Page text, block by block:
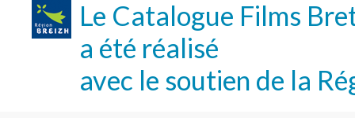
Le Catalogue Films
a été réalisé
avec le soutien de la